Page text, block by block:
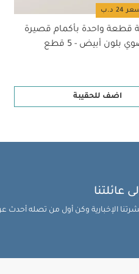
قطعة واحدة بأكمام قصيرة
أبيض - 5 قطع
اضف للحقيبة
عائلتنا
الإخبارية وكن أول من تصله أحدث